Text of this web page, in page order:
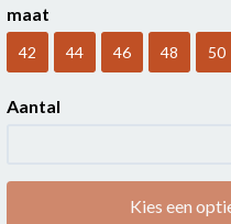
maat
42 44 46 48 50
Aantal
Kies een